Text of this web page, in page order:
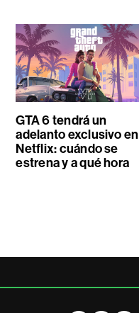
GTA 6 tendrá un
adelanto exclusivo en
Netflix: cuándo se
estrena y a qué hora